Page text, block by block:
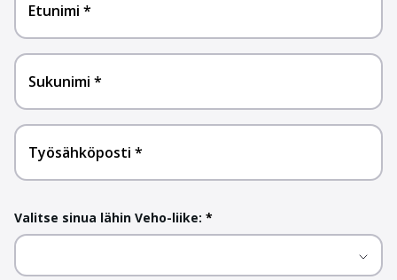
Etunimi
Sukunimi
Työsähköposti
Valitse sinua lähin Veho-liike: *